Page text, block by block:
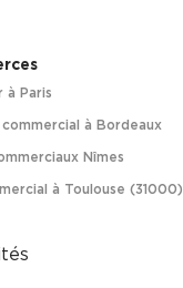
à Paris
à Bordeaux
Nîmes
à Toulouse (31000)